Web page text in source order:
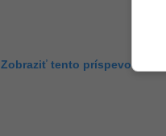
Zobraziť tento príspevok na